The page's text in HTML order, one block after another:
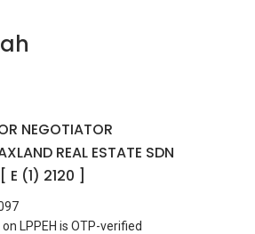
NEGOTIATOR
REAL ESTATE SDN
E (1) 2120 ]
LPPEH is OTP-verified